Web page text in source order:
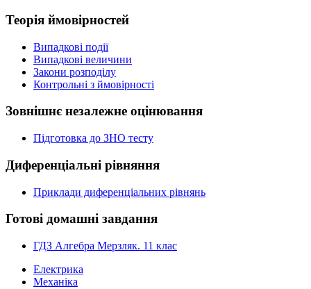
Теорія ймовірностей
Випадкові події
Випадкові величини
Закони розподілу
Контрольні з ймовірності
Зовнішнє незалежне оцінювання
Підготовка до ЗНО тесту
Диференціальні рівняння
Приклади диференціальних рівнянь
Готові домашні завдання
ГДЗ Алгебра Мерзляк. 11 клас
Електрика
Механіка